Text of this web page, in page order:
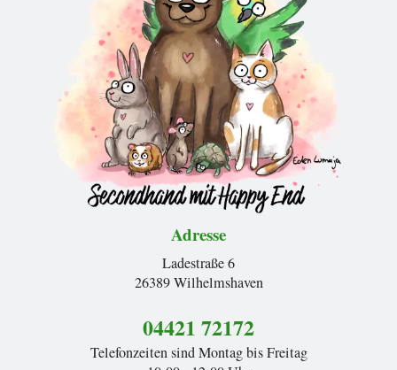
Adresse
Ladestraße 6
26389 Wilhelmshaven
04421 72172
Telefonzeiten sind Montag bis Freitag